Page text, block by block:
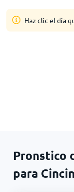
Haz clic el día
Pronstico
para